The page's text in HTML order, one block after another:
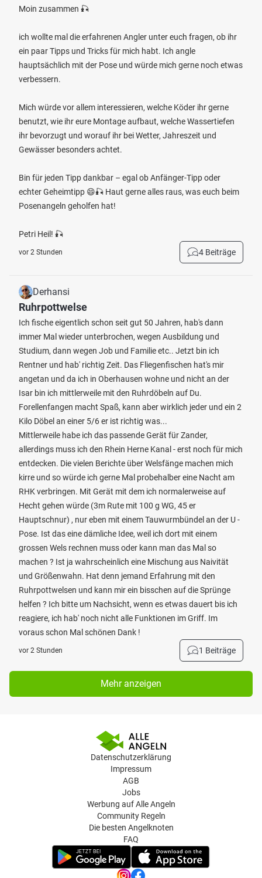
Moin zusammen 🎣
ich wollte mal die erfahrenen Angler unter euch fragen, ob ihr
ein paar Tipps und Tricks für mich habt. Ich angle
hauptsächlich mit der Pose und würde mich gerne noch etwas
verbessern.
Mich würde vor allem interessieren, welche Köder ihr gerne
benutzt, wie ihr eure Montage aufbaut, welche Wassertiefen
ihr bevorzugt und worauf ihr bei Wetter, Jahreszeit und
Gewässer besonders achtet.
Bin für jeden Tipp dankbar – egal ob Anfänger-Tipp oder
echter Geheimtipp 😄🎣 Haut gerne alles raus, was euch beim
Posenangeln geholfen hat!
Petri Heil! 🎣
vor 2 Stunden 4 Beiträge
Derhansi
Ruhrpottwelse
Ich fische eigentlich schon seit gut 50 Jahren, hab's dann
immer Mal wieder unterbrochen, wegen Ausbildung und
Studium, dann wegen Job und Familie etc.. Jetzt bin ich
Rentner und hab' richtig Zeit. Das Fliegenfischen hat's mir
angetan und da ich in Oberhausen wohne und nicht an der
Isar bin ich mittlerweile mit den Ruhrdöbeln auf Du.
Forellenfangen macht Spaß, kann aber wirklich jeder und ein 2
Kilo Döbel an einer 5/6 er ist richtig was...
Mittlerweile habe ich das passende Gerät für Zander,
allerdings muss ich den Rhein Herne Kanal - erst noch für mich
entdecken. Die vielen Berichte über Welsfänge machen mich
kirre und so würde ich gerne Mal probehalber eine Nacht am
RHK verbringen. Mit Gerät mit dem ich normalerweise auf
Hecht gehen würde (3m Rute mit 100 g WG, 45 er
Hauptschnur) , nur eben mit einem Tauwurmbündel an der U -
Pose. Ist das eine dämliche Idee, weil ich dort mit einem
grossen Wels rechnen muss oder kann man das Mal so
machen ? Ist ja wahrscheinlich eine Mischung aus Naivität
und Größenwahn. Hat denn jemand Erfahrung mit den
Ruhrpottwelsen und kann mir ein bisschen auf die Sprünge
helfen ? Ich bitte um Nachsicht, wenn es etwas dauert bis ich
reagiere, ich hab' noch nicht alle Funktionen im Griff. Im
voraus schon Mal schönen Dank !
vor 2 Stunden 1 Beiträge
Mehr anzeigen
Datenschutzerklärung
Impressum
AGB
Jobs
Werbung auf Alle Angeln
Community Regeln
Die besten Angelknoten
FAQ